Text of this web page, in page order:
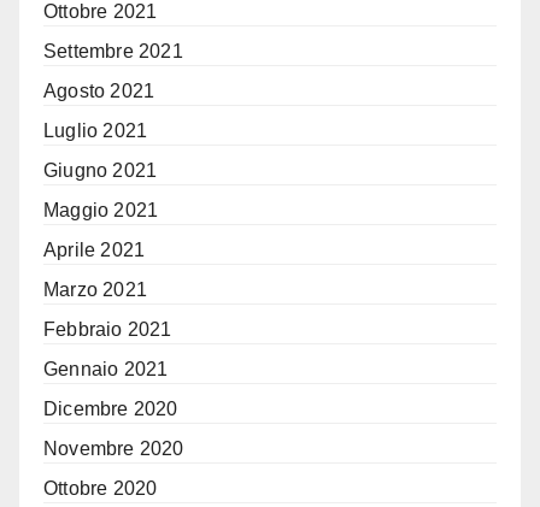
Ottobre 2021
Settembre 2021
Agosto 2021
Luglio 2021
Giugno 2021
Maggio 2021
Aprile 2021
Marzo 2021
Febbraio 2021
Gennaio 2021
Dicembre 2020
Novembre 2020
Ottobre 2020